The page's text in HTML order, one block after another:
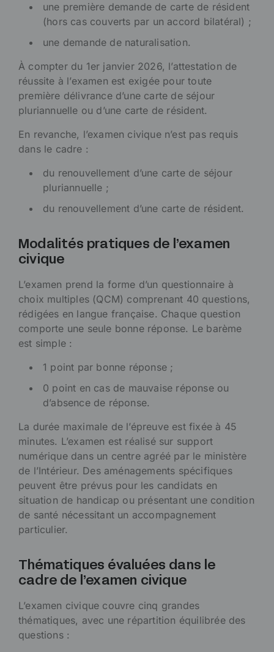
une première demande de carte de résident
(hors cas couverts par un accord bilatéral) ;
une demande de naturalisation.
À compter du 1er janvier 2026, l’attestation de
réussite à l’examen est exigée pour toute
première délivrance d’une carte de séjour
pluriannuelle ou d’une carte de résident.
En revanche, l’examen civique n’est pas requis
dans le cadre :
du renouvellement d’une carte de séjour
pluriannuelle ;
du renouvellement d’une carte de résident.
Modalités pratiques de l’examen
civique
L’examen prend la forme d’un questionnaire à
choix multiples (QCM) comprenant 40 questions,
rédigées en langue française. Chaque question
comporte une seule bonne réponse. Le barème
est simple :
1 point par bonne réponse ;
0 point en cas de mauvaise réponse ou
d’absence de réponse.
La durée maximale de l’épreuve est fixée à 45
minutes. L’examen est réalisé sur support
numérique dans un centre agréé par le ministère
de l’Intérieur. Des aménagements spécifiques
peuvent être prévus pour les candidats en
situation de handicap ou présentant une condition
de santé nécessitant un accompagnement
particulier.
Thématiques évaluées dans le
cadre de l’examen civique
L’examen civique couvre cinq grandes
thématiques, avec une répartition équilibrée des
questions :